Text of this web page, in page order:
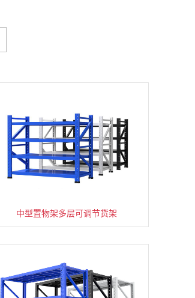
中型置物架多层可调节货架
货架仓库用仓储置物架四层展示架